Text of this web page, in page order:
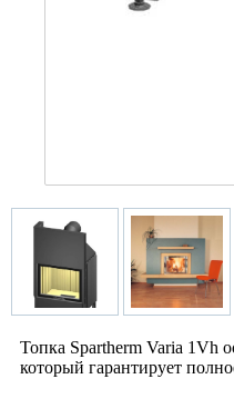
Топка Spartherm Varia 1Vh
который гарантирует